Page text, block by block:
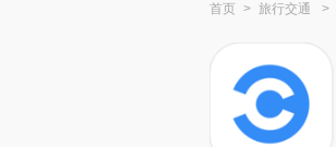
首页 > 旅行交通 >